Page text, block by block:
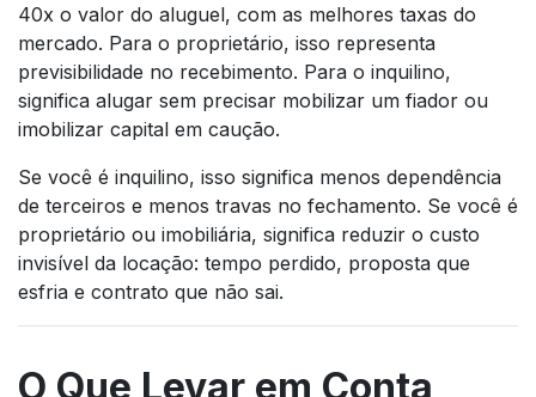
40x o valor do aluguel, com as melhores taxas do
mercado. Para o proprietário, isso representa
previsibilidade no recebimento. Para o inquilino,
significa alugar sem precisar mobilizar um fiador ou
imobilizar capital em caução.
Se você é inquilino, isso significa menos dependência
de terceiros e menos travas no fechamento. Se você é
proprietário ou imobiliária, significa reduzir o custo
invisível da locação: tempo perdido, proposta que
esfria e contrato que não sai.
O Que Levar em Conta